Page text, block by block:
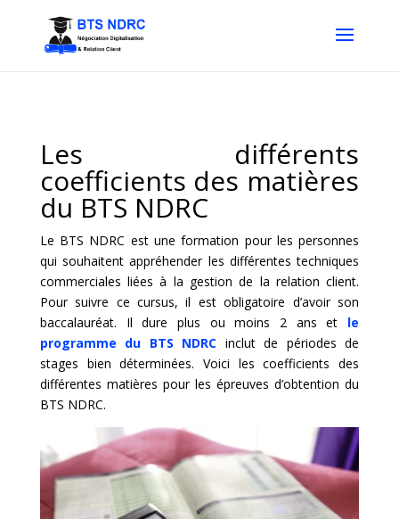
Les différents
coefficients des matières
du BTS NDRC
Le BTS NDRC est une formation pour les personnes
qui souhaitent appréhender les différentes techniques
commerciales liées à la gestion de la relation client.
Pour suivre ce cursus, il est obligatoire d’avoir son
baccalauréat. Il dure plus ou moins 2 ans et le
programme du BTS NDRC inclut de périodes de
stages bien déterminées. Voici les coefficients des
différentes matières pour les épreuves d’obtention du
BTS NDRC.